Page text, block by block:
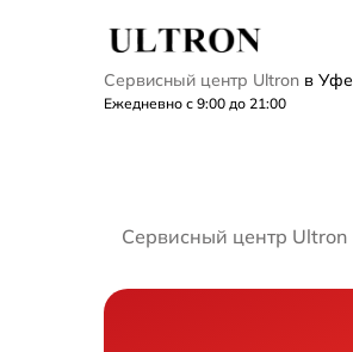
Сервисный центр Ultron в Уфе
Ежедневно с 9:00 до 21:00
Сервисный центр Ultron